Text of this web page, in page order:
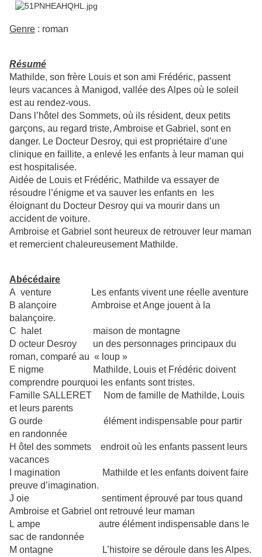
Genre : roman
Résumé
Mathilde, son frère Louis et son ami Frédéric, passent
leurs vacances à Manigod, vallée des Alpes où le soleil
est au rendez-vous.
Dans l’hôtel des Sommets, où ils résident, deux petits
garçons, au regard triste, Ambroise et Gabriel, sont en
danger. Le Docteur Desroy, qui est propriétaire d’une
clinique en faillite, a enlevé les enfants à leur maman qui
est hospitalisée.
Aidée de Louis et Frédéric, Mathilde va essayer de
résoudre l’énigme et va sauver les enfants en les
éloignant du Docteur Desroy qui va mourir dans un
accident de voiture.
Ambroise et Gabriel sont heureux de retrouver leur maman
et remercient chaleureusement Mathilde.
Abécédaire
A venture Les enfants vivent une réelle aventure
B alançoire Ambroise et Ange jouent à la
balançoire.
C halet maison de montagne
D octeur Desroy un des personnages principaux du
roman, comparé au « loup »
E nigme Mathilde, Louis et Frédéric doivent
comprendre pourquoi les enfants sont tristes.
Famille SALLERET Nom de famille de Mathilde, Louis
et leurs parents
G ourde élément indispensable pour partir
en randonnée
H ôtel des sommets endroit où les enfants passent leurs
vacances
magination Mathilde et les enfants doivent faire
preuve d’imagination.
J oie sentiment éprouvé par tous quand
Ambroise et Gabriel ont retrouvé leur maman
L ampe autre élément indispensable dans le
sac de randonnée
M ontagne L’histoire se déroule dans les Alpes.